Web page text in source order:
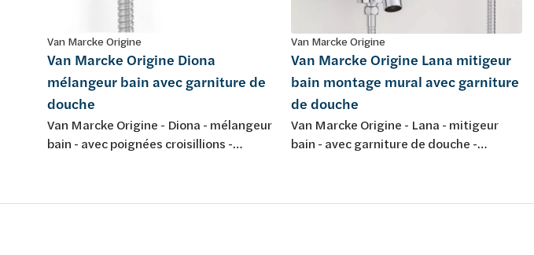
Van Marcke Origine
Van Marcke Origine Diona
mélangeur bain avec garniture de
douche
Van Marcke Origine - Diona - mélangeur
bain - avec poignées croisillions -
Van Marcke Origine
Van Marcke Origine Lana mitigeur
bain montage mural avec garniture
de douche
Van Marcke Origine - Lana - mitigeur
bain - avec garniture de douche -